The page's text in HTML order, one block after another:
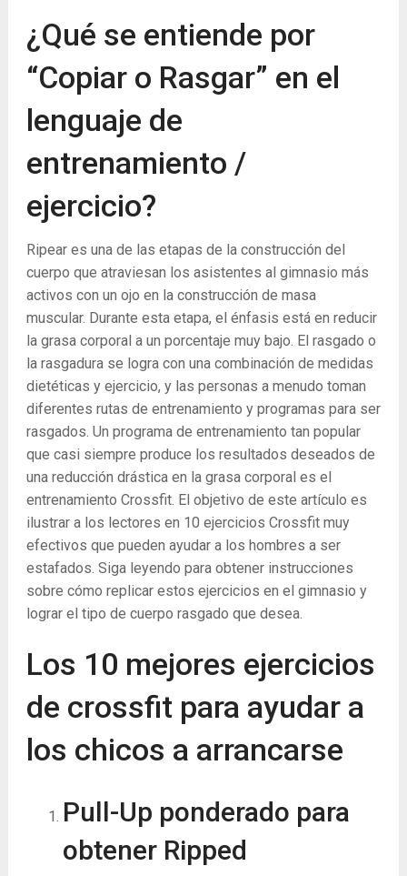
¿Qué se entiende por
“Copiar o Rasgar” en el
lenguaje de
entrenamiento /
ejercicio?
Ripear es una de las etapas de la construcción del
cuerpo que atraviesan los asistentes al gimnasio más
activos con un ojo en la construcción de masa
muscular. Durante esta etapa, el énfasis está en reducir
la grasa corporal a un porcentaje muy bajo. El rasgado o
la rasgadura se logra con una combinación de medidas
dietéticas y ejercicio, y las personas a menudo toman
diferentes rutas de entrenamiento y programas para ser
rasgados. Un programa de entrenamiento tan popular
que casi siempre produce los resultados deseados de
una reducción drástica en la grasa corporal es el
entrenamiento Crossfit. El objetivo de este artículo es
ilustrar a los lectores en 10 ejercicios Crossfit muy
efectivos que pueden ayudar a los hombres a ser
estafados. Siga leyendo para obtener instrucciones
sobre cómo replicar estos ejercicios en el gimnasio y
lograr el tipo de cuerpo rasgado que desea.
Los 10 mejores ejercicios
de crossfit para ayudar a
los chicos a arrancarse
Pull-Up ponderado para
obtener Ripped